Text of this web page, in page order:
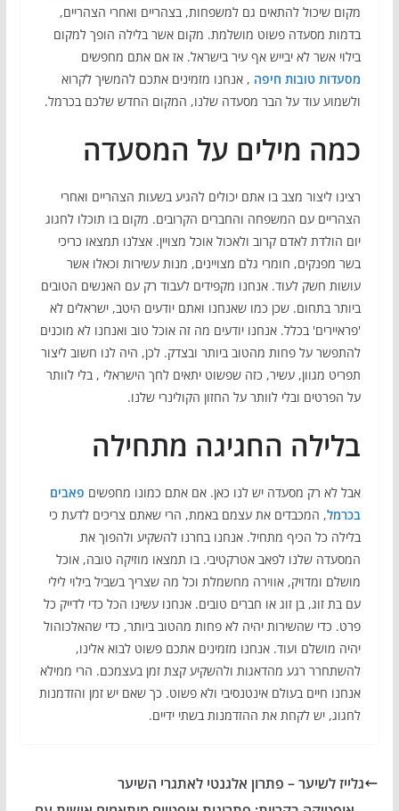
מקום שיכול להתאים גם למשפחות, בצהריים ואחרי הצהריים,
בדמות מסעדה פשוט מושלמת. מקום אשר בלילה הופך למקום
בילוי אשר לא יבייש אף עיר בישראל. אז אם אתם מחפשים
מסעדות טובות חיפה , אנחנו מזמינים אתכם להמשיך לקרוא
ולשמוע עוד על הבר מסעדה שלנו, המקום החדש שלכם בכרמל.
כמה מילים על המסעדה
רצינו ליצור מצב בו אתם יכולים להגיע בשעות הצהריים ואחרי
הצהריים עם המשפחה והחברים הקרובים. מקום בו תוכלו לחגוג
יום הולדת לאדם קרוב ולאכול אוכל מצויין. אצלנו תמצאו כריכי
בשר מפנקים, חומרי גלם מצויינים, מנות עשירות וכאלו אשר
עושות חשק לעוד. אנחנו מקפידים לעבוד רק עם האנשים הטובים
ביותר בתחום. שכן כמו שאנחנו ואתם יודעים היטב, ישראלים לא
'פראיירים' בכלל. אנחנו יודעים מה זה אוכל טוב ואנחנו לא מוכנים
להתפשר על פחות מהטוב ביותר ובצדק. לכן, היה לנו חשוב ליצור
תפריט מגוון, עשיר, כזה שפשוט יתאים לחך הישראלי , בלי לוותר
על הפרטים ובלי לוותר על החזון הקולינרי שלנו.
בלילה החגיגה מתחילה
אבל לא רק מסעדה יש לנו כאן. אם אתם כמונו מחפשים פאבים
בכרמל, המכבדים את עצמם באמת, הרי שאתם צריכים לדעת כי
בלילה כל הכיף מתחיל. אנחנו בחרנו להשקיע ולהפוך את
המסעדה שלנו לפאב אטרקטיבי. בו תמצאו מוזיקה טובה, אוכל
מושלם ומדויק, אווירה מחשמלת וכל מה שצריך בשביל בילוי לילי
עם בת זוג, בן זוג או חברים טובים. אנחנו עשינו הכל כדי לדייק כל
פרט. כדי שהשירות יהיה לא פחות מהטוב ביותר, כדי שהאלכוהול
יהיה מושלם ועוד. אנחנו מזמינים אתכם פשוט לבוא אלינו,
להשתחרר רגע מהדאגות ולהשקיע קצת זמן בעצמכם. הרי ממילא
אנחנו חיים בעולם אינטנסיבי ולא פשוט. כך שאם יש זמן והזדמנות
לחגוג, יש לקחת את ההזדמנות בשתי ידיים.
גלייז לשיער – פתרון אלגנטי לאתגרי השיער